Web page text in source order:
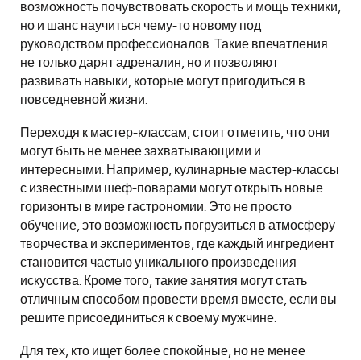
возможность почувствовать скорость и мощь техники,
но и шанс научиться чему-то новому под
руководством профессионалов. Такие впечатления
не только дарят адреналин, но и позволяют
развивать навыки, которые могут пригодиться в
повседневной жизни.
Переходя к мастер-классам, стоит отметить, что они
могут быть не менее захватывающими и
интересными. Например, кулинарные мастер-классы
с известными шеф-поварами могут открыть новые
горизонты в мире гастрономии. Это не просто
обучение, это возможность погрузиться в атмосферу
творчества и экспериментов, где каждый ингредиент
становится частью уникального произведения
искусства. Кроме того, такие занятия могут стать
отличным способом провести время вместе, если вы
решите присоединиться к своему мужчине.
Для тех, кто ищет более спокойные, но не менее